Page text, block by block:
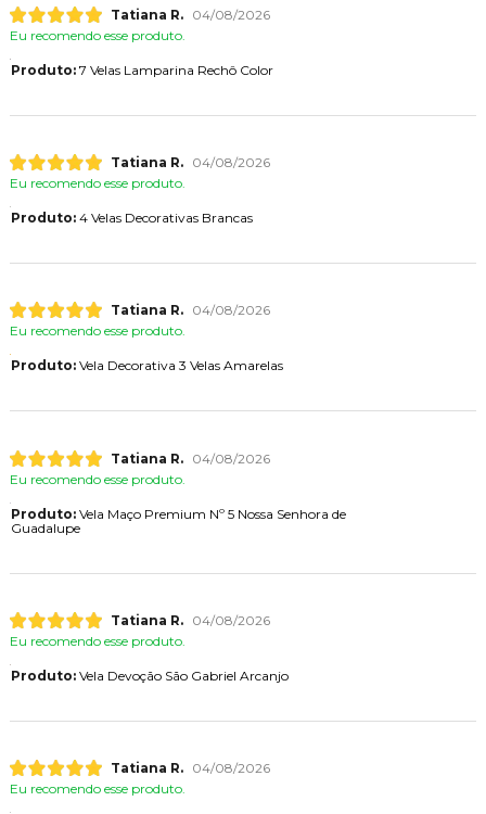
Tatiana R.
04/08/2026
Eu recomendo esse produto.
Produto:7 Velas Lamparina Rechô Color
Tatiana R.
04/08/2026
Eu recomendo esse produto.
Produto:4 Velas Decorativas Brancas
Tatiana R.
04/08/2026
Eu recomendo esse produto.
Produto:Vela Decorativa 3 Velas Amarelas
Tatiana R.
04/08/2026
Eu recomendo esse produto.
Produto:Vela Maço Premium Nº 5 Nossa Senhora de
Guadalupe
Tatiana R.
04/08/2026
Eu recomendo esse produto.
Produto:Vela Devoção São Gabriel Arcanjo
Tatiana R.
04/08/2026
Eu recomendo esse produto.